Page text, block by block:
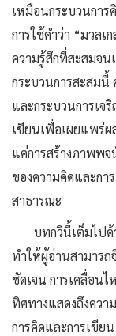
เหมือนกระบวนการ
การใช้คำว่า “มวล
ความรู้สึกที่สะสมจน
กระบวนการสะสม
และกระบวนการเจ
เขียนเพื่อเผยแพร่ผ
แค่การสร้างภาพพจ
ของความคิดและกา
สาธารณะ
บทกวีนี้เต็มไปด้ว
ทำให้ผู้อ่านสามารถ
ชัดเจน การเคลื่อน
ทิศทางแสดงถึงคว
การคิดและการเขียน